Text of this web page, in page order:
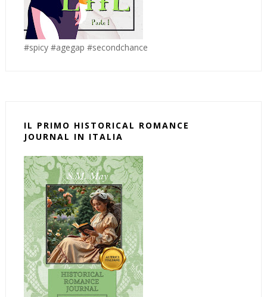
#spicy #agegap #secondchance
IL PRIMO HISTORICAL ROMANCE
JOURNAL IN ITALIA